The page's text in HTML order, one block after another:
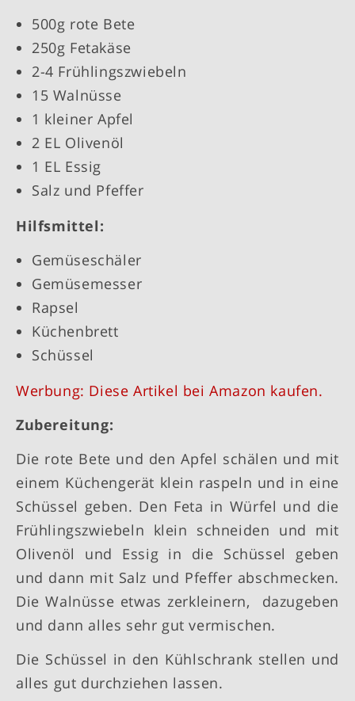
500g rote Bete
250g Fetakäse
2-4 Frühlingszwiebeln
15 Walnüsse
1 kleiner Apfel
2 EL Olivenöl
1 EL Essig
Salz und Pfeffer
Hilfsmittel:
Gemüseschäler
Gemüsemesser
Rapsel
Küchenbrett
Schüssel
Werbung: Diese Artikel bei Amazon kaufen.
Zubereitung:
Die rote Bete und den Apfel schälen und mit
einem Küchengerät klein raspeln und in eine
Schüssel geben. Den Feta in Würfel und die
Frühlingszwiebeln klein schneiden und mit
Olivenöl und Essig in die Schüssel geben
und dann mit Salz und Pfeffer abschmecken.
Die Walnüsse etwas zerkleinern, dazugeben
und dann alles sehr gut vermischen.
Die Schüssel in den Kühlschrank stellen und
alles gut durchziehen lassen.